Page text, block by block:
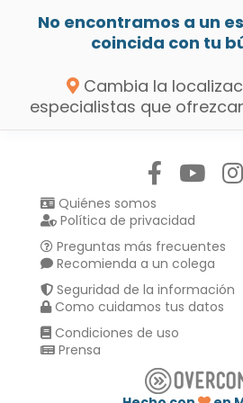
No encontramos a un
coincida con tu
Cambia la
especialistas que
Quiénes somos
Política de privacidad
Preguntas más frecuentes
Recomienda a un colega
Seguridad de la información
Como cuidamos tus datos
Condiciones de uso
Prensa